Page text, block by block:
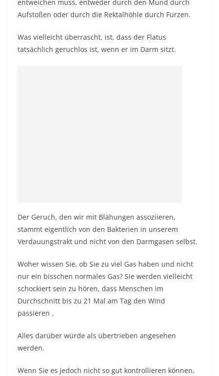
entweichen muss, entweder durch den Mund durch
Aufstoßen oder durch die Rektalhöhle durch Furzen.
Was vielleicht überrascht, ist, dass der Flatus
tatsächlich geruchlos ist, wenn er im Darm sitzt.
Der Geruch, den wir mit Blähungen assoziieren,
stammt eigentlich von den Bakterien in unserem
Verdauungstrakt und nicht von den Darmgasen selbst.
Woher wissen Sie, ob Sie zu viel Gas haben und nicht
nur ein bisschen normales Gas? Sie werden vielleicht
schockiert sein zu hören, dass Menschen im
Durchschnitt bis zu 21 Mal am Tag den Wind
passieren .
Alles darüber würde als übertrieben angesehen
werden.
Wenn Sie es jedoch nicht so gut kontrollieren können,